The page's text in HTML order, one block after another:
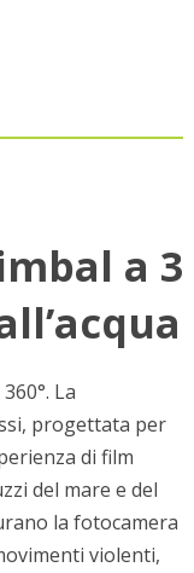
a 3
La
progettata per
di film
del mare e del
la fotocamera
violenti,